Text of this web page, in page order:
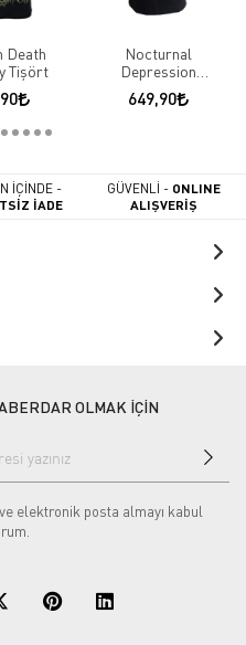
Death
Tişört
Nocturnal
Depression
Perpetuelle Eclipse
Tişört
649,90
İÇİNDE -
İADE
GÜVENLİ - ONLINE
ALIŞVERİŞ
OLMAK İÇİN
elektronik posta almayı kabul